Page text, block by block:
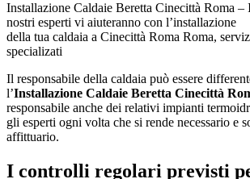
Installazione Caldaie Beretta Cinecittà Roma –
nostri esperti vi aiuteranno con l’installazione
della tua caldaia a Cinecittà Roma Roma,
specializati
Il responsabile della caldaia può essere
l’Installazione Caldaie Beretta Cinecittà
responsabile anche dei relativi impianti
gli esperti ogni volta che si rende necessario e
affittuario.
I controlli regolari previsti